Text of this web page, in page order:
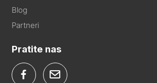
Blog
Partneri
Pratite nas